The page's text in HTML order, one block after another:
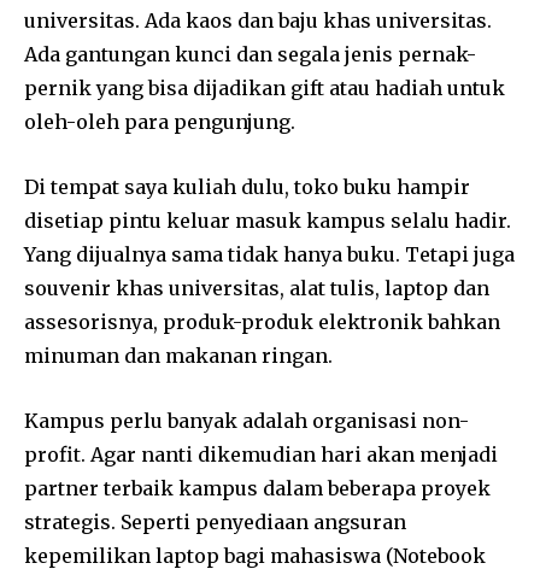
universitas. Ada kaos dan baju khas universitas.
Ada gantungan kunci dan segala jenis pernak-
pernik yang bisa dijadikan gift atau hadiah untuk
oleh-oleh para pengunjung.
Di tempat saya kuliah dulu, toko buku hampir
disetiap pintu keluar masuk kampus selalu hadir.
Yang dijualnya sama tidak hanya buku. Tetapi juga
souvenir khas universitas, alat tulis, laptop dan
assesorisnya, produk-produk elektronik bahkan
minuman dan makanan ringan.
Kampus perlu banyak adalah organisasi non-
profit. Agar nanti dikemudian hari akan menjadi
partner terbaik kampus dalam beberapa proyek
strategis. Seperti penyediaan angsuran
kepemilikan laptop bagi mahasiswa (Notebook